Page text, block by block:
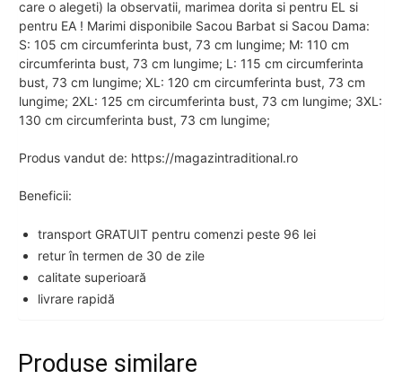
care o alegeti) la observatii, marimea dorita si pentru EL si
pentru EA ! Marimi disponibile Sacou Barbat si Sacou Dama:
S: 105 cm circumferinta bust, 73 cm lungime; M: 110 cm
circumferinta bust, 73 cm lungime; L: 115 cm circumferinta
bust, 73 cm lungime; XL: 120 cm circumferinta bust, 73 cm
lungime; 2XL: 125 cm circumferinta bust, 73 cm lungime; 3XL:
130 cm circumferinta bust, 73 cm lungime;
Produs vandut de: https://magazintraditional.ro
Beneficii:
transport GRATUIT pentru comenzi peste 96 lei
retur în termen de 30 de zile
calitate superioară
livrare rapidă
Produse similare